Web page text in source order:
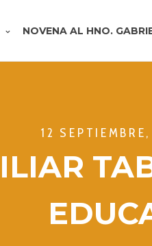
NOVENA AL HNO.
12